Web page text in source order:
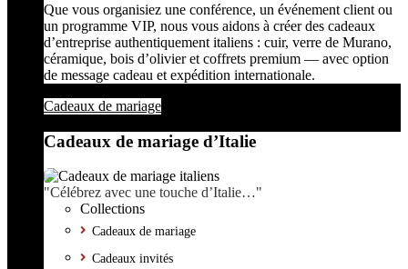
Que vous organisiez une conférence, un événement client ou
un programme VIP, nous vous aidons à créer des cadeaux
d’entreprise authentiquement italiens : cuir, verre de Murano,
céramique, bois d’olivier et coffrets premium — avec option
de message cadeau et expédition internationale.
Cadeaux de mariage
Cadeaux de mariage d’Italie
"Célébrez avec une touche d’Italie…"
Collections
Cadeaux de mariage
Cadeaux invités